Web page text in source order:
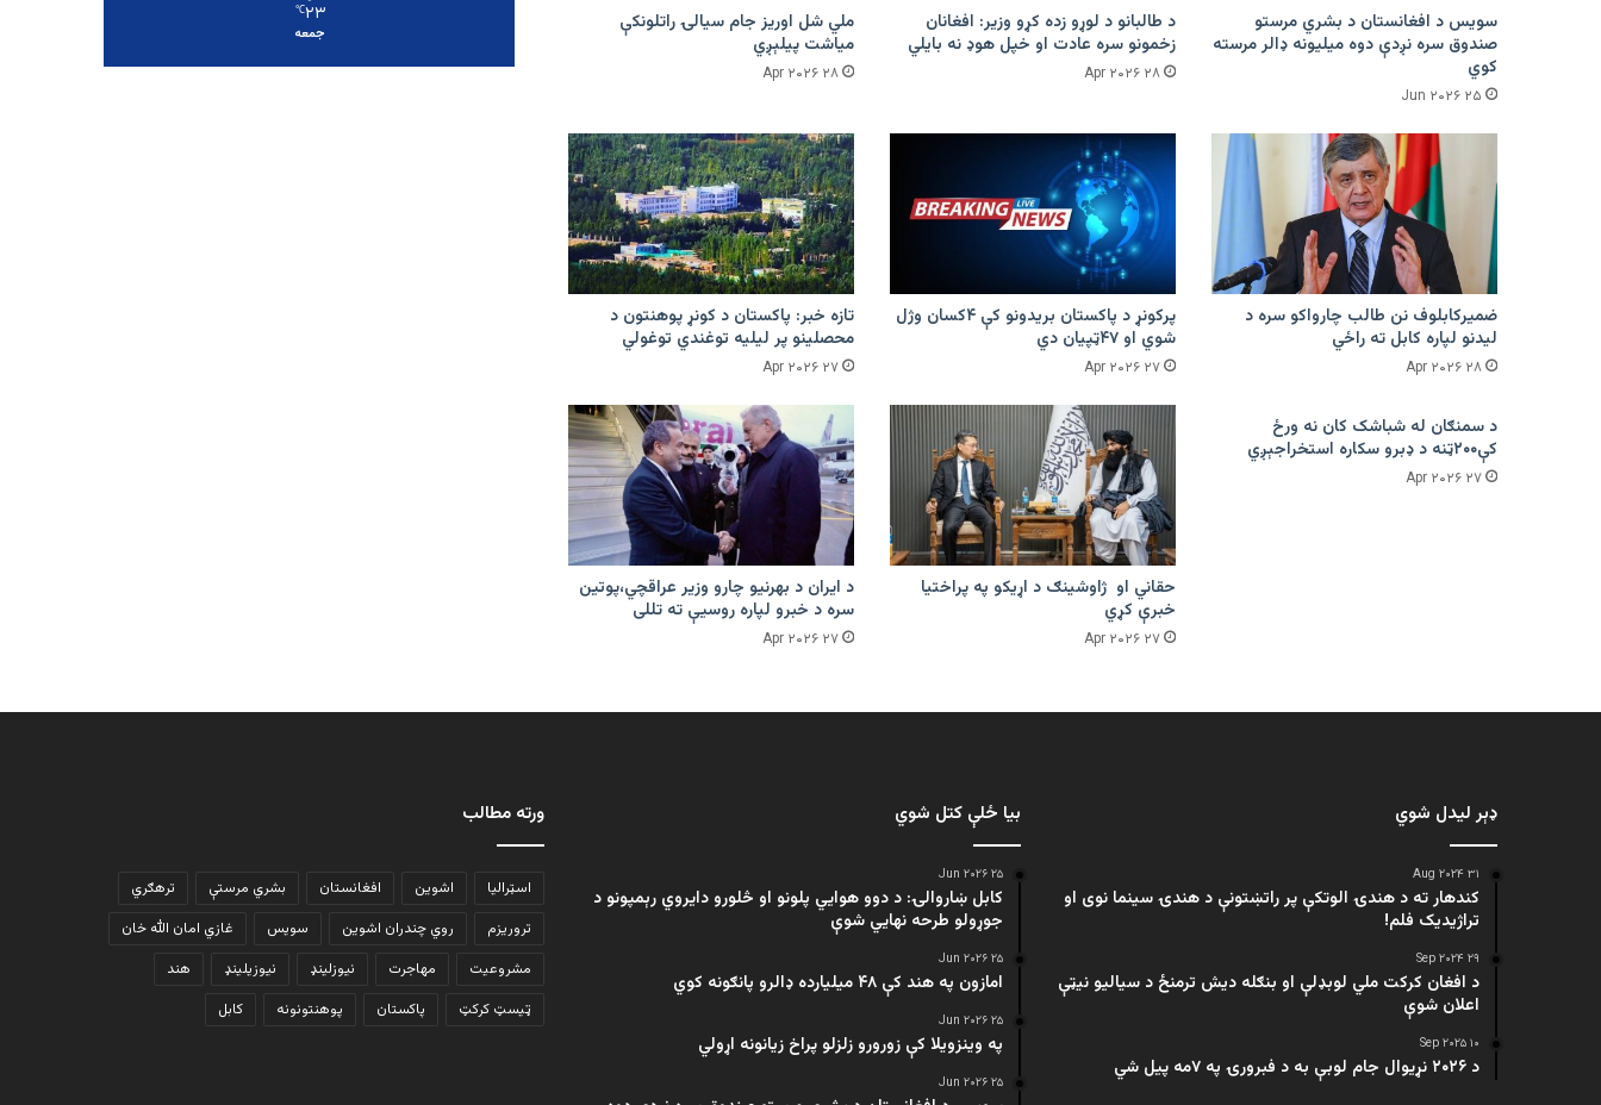
سویس د افغانستان د بشري مرستو
صندوق سره نږدې دوه میلیونه ډالر مرسته
کوي
۲۵ Jun ۲۰۲۶
د طالبانو د لوړو زده کړو وزیر: افغانان
زخمونو سره عادت او خپل هوډ نه بایلي
۲۸ Apr ۲۰۲۶
ملي شل اوریز جام سیالۍ راتلونکې
میاشت پیلېږي
۲۸ Apr ۲۰۲۶
ضمیرکابلوف نن طالب چارواکو سره د
لیدنو لپاره کابل ته راځي
۲۸ Apr ۲۰۲۶
پرکونړ د پاکستان بریدونو کې ۴کسان وژل
شوي او ۴۷ټپیان دي
۲۷ Apr ۲۰۲۶
تازه خبر: پاکستان د کونړ پوهنتون د
محصلینو پر لیلیه توغندي توغولي
۲۷ Apr ۲۰۲۶
د سمنګان له شباشک کان نه ورځ
کې۲۰۰ټنه د ډبرو سکاره استخراجېږي
۲۷ Apr ۲۰۲۶
حقاني او ژاوشینګ د اړیکو په پراختیا
خبرې کړي
۲۷ Apr ۲۰۲۶
د ایران د بهرنیو چارو وزیر عراقچي،پوتین
سره د خبرو لپاره روسیې ته تللی
۲۷ Apr ۲۰۲۶
۲۳℃
جمعه
ډېر لیدل شوي
۳۱ Aug ۲۰۲۴
کندهار ته د هندۍ الوتکې پر راتښتونې د هندۍ سینما نوی او
تراژيديک فلم!
۲۹ Sep ۲۰۲۴
د افغان کرکت ملي لوبډلې او بنګله دیش ترمنځ د سیالیو نیټې
اعلان شوې
۱۰ Sep ۲۰۲۵
د ۲۰۲۶ نړیوال جام لوبې به د فبرورۍ په ۷مه پیل شي
بیا ځلې کتل شوي
۲۵ Jun ۲۰۲۶
کابل ښاروالۍ: د دوو هوايي پلونو او څلورو دایروي رېمپونو د
جوړولو طرحه نهایي شوې
۲۵ Jun ۲۰۲۶
امازون په هند کې ۴۸ میلیارده ډالرو پانګونه کوي
۲۵ Jun ۲۰۲۶
په وینزویلا کې زورورو زلزلو پراخ زیانونه اړولي
۲۵ Jun ۲۰۲۶
ورته مطالب
اسټرالیا اشوین افغانستان بشري مرستې
ترهګري
تروریزم
روي چندران اشوین سویس
غازي امان الله خان
مشروعیت
مهاجرت نیوزلینډ نیوزیلینډ
هند
ټیسټ کرکټ
پاکستان پوهنتونونه کابل